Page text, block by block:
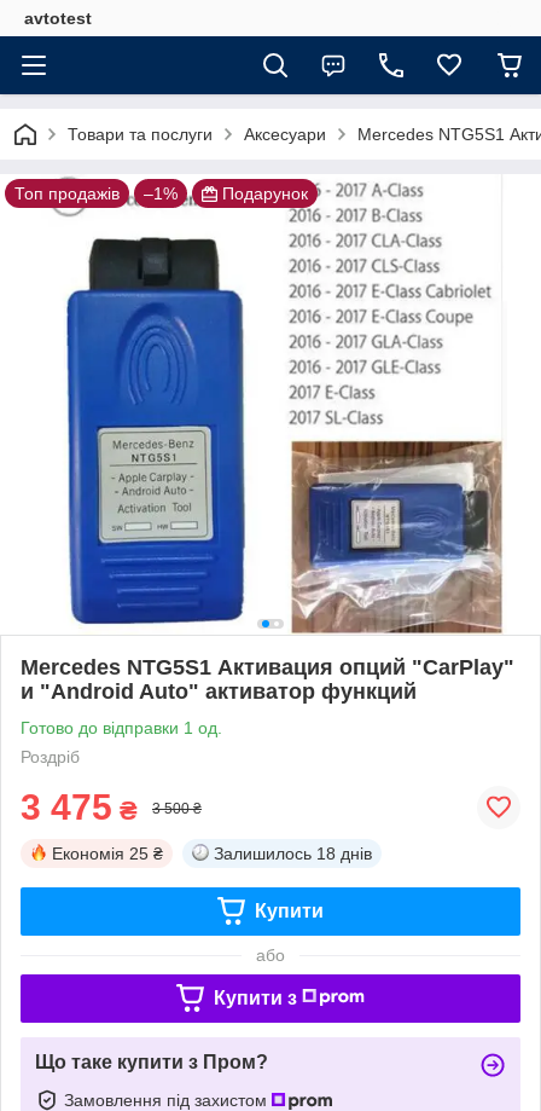
avtotest
Товари та послуги Аксесуари Mercedes NTG5S1
Топ продажів –1% Подарунок
Mercedes NTG5S1 Активация опций "CarPlay"
и "Android Auto" активатор функций
Готово до відправки 1 од.
Роздріб
3 475 ₴ 3 500 ₴
Економія 25 ₴ Залишилось 18 днів
Купити
або
Купити з
Що таке купити з Пром?
Замовлення під захистом